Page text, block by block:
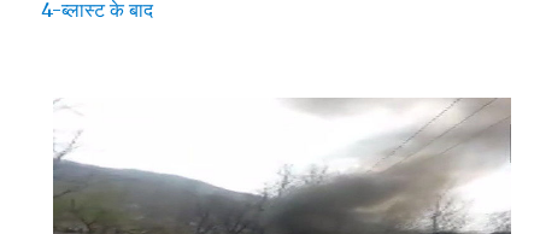
4-ब्लास्ट के बाद